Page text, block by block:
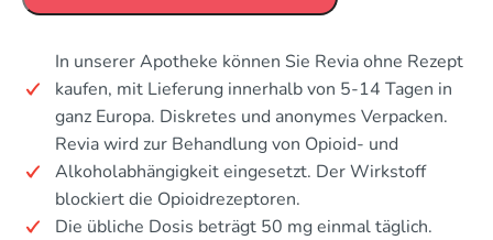
In unserer Apotheke können Sie Revia ohne Rezept
kaufen, mit Lieferung innerhalb von 5-14 Tagen in
ganz Europa. Diskretes und anonymes Verpacken.
Revia wird zur Behandlung von Opioid- und
Alkoholabhängigkeit eingesetzt. Der Wirkstoff
blockiert die Opioidrezeptoren.
Die übliche Dosis beträgt 50 mg einmal täglich.